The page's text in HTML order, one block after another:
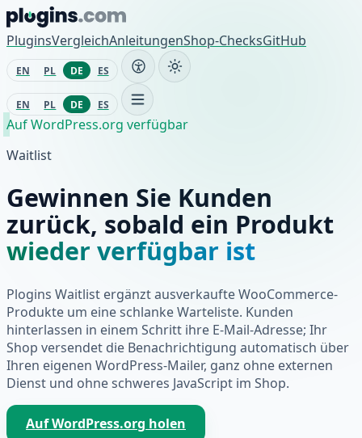
Zum Inhalt springen
PluginsVergleichAnleitungenShop-ChecksGitHub
EN PL DE ES
EN PL DE ES
Auf WordPress.org verfügbar
Waitlist
Gewinnen Sie Kunden
zurück, sobald ein Produkt
wieder verfügbar ist
Plogins Waitlist ergänzt ausverkaufte WooCommerce-
Produkte um eine schlanke Warteliste. Kunden
hinterlassen in einem Schritt ihre E-Mail-Adresse; Ihr
Shop versendet die Benachrichtigung automatisch über
Ihren eigenen WordPress-Mailer, ganz ohne externen
Dienst und ohne schweres JavaScript im Shop.
Auf WordPress.org holen